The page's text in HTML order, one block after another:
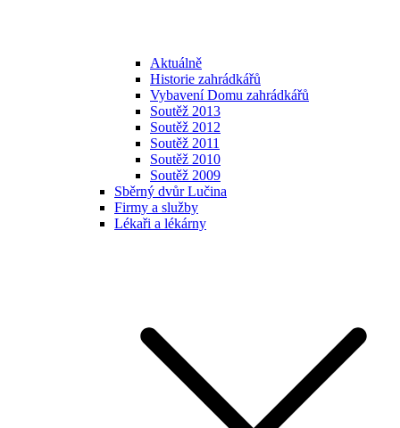
Aktuálně
Historie zahrádkářů
Vybavení Domu zahrádkářů
Soutěž 2013
Soutěž 2012
Soutěž 2011
Soutěž 2010
Soutěž 2009
Sběrný dvůr Lučina
Firmy a služby
Lékaři a lékárny